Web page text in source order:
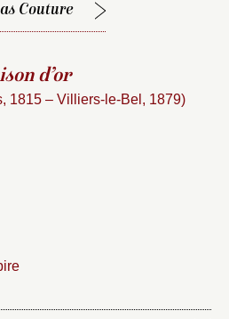
Couture
d’or
1815 – Villiers-le-Bel, 1879)